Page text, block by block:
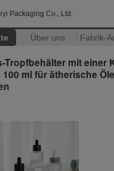
Packaging Co., Ltd.
Über uns Fabrik-
Tropfbehälter mit einer
ml für ätherische